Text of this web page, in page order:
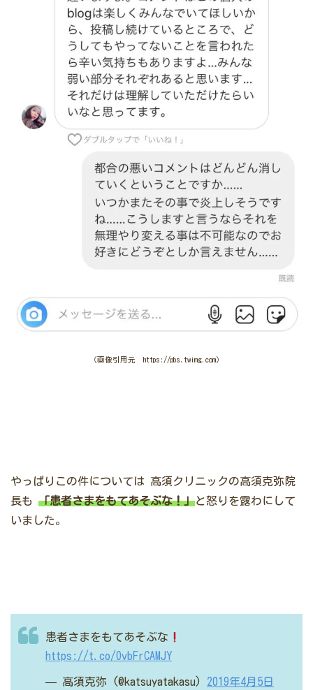
（画像引用元 https://pbs.twimg.com）
やっぱりこの件については 高須クリニックの高須克弥院
長も
「患者さまをもてあそぶな！」と怒りを露わにして
いました。
患者さまをもてあそぶな
https://t.co/OvbFrCAMJY
— 高須克弥 (@katsuyatakasu) 2019年4月5日